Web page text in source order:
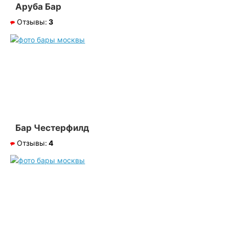
Аруба Бар
Отзывы: 3
Бар Честерфилд
Отзывы: 4